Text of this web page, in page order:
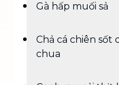
Gà hấp muối sả
Chả cá chiên sốt
chua